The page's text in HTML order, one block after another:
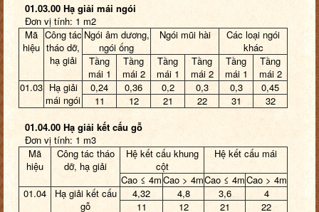
01.03.00 Hạ giải mái ngói
Đơn vị tính: 1 m2
Mã
hiệu
Công tác
tháo dỡ,
hạ giải
Ngói âm dương,
ngói ống
Ngói mũi hài
Các loại ngói
khác
Tầng
mái 1
Tầng
mái 2
Tầng
mái 1
Tầng
mái 2
Tầng
mái 1
Tầng
mái 2
01.03 Hạ giải
mái ngói
0,24 0,36 0,2 0,3 0,3
0,45
11
12 21 22 31
32
01.04.00 Hạ giải kết cấu gỗ
Đơn vị tính: 1 m3
Mã
hiệu
Công tác tháo
dỡ, hạ giải
Hệ kết cấu khung
cột
Hệ kết cấu mái
Cao ≤ 4mCao > 4mCao ≤ 4mCao > 4m
01.04
Hạ giải kết cấu
gỗ
4,32 4,8 3,6
4
11
12 21
22